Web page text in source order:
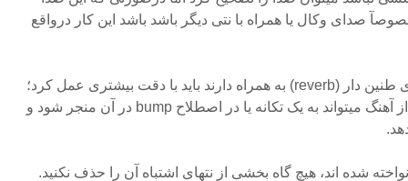
صدای وکال یا همراه با نتی دیگر باشد باشد این کار درواقع
♪ برای ادیت قسمتهایی که صدای طنین دار (reverb) به همراه دارند باید با دقت بیشتری عمل کرد؛
چرا که یک برش در این قسمت از آهنگ میتواند به یک تکانه یا در اصطلاح bump در آن منجر شود و
شده اند، هیچ گاه بخشی از نتهای اشتباه آن را حذف نکنید.